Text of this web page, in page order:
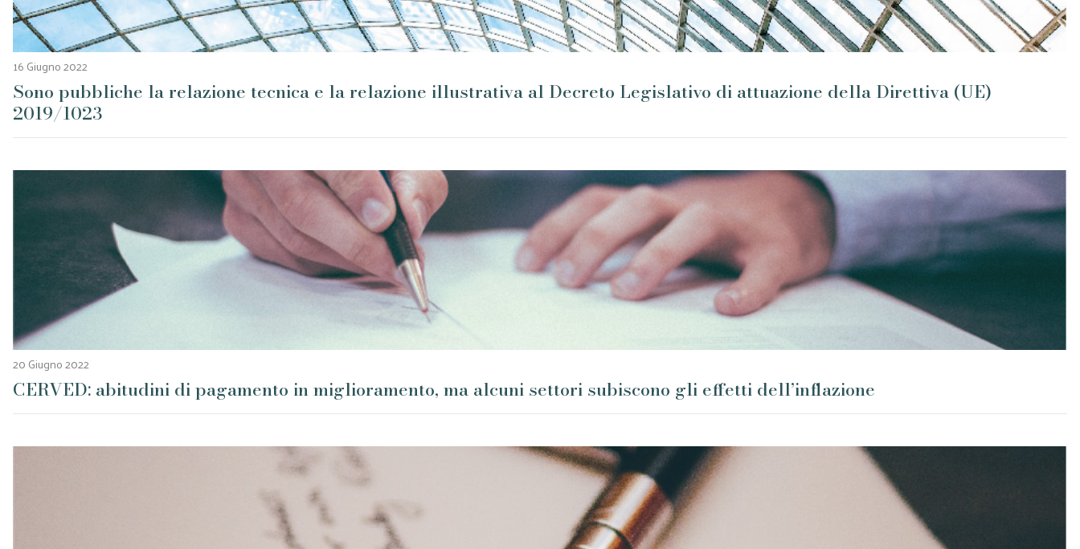
16 Giugno 2022
Sono pubbliche la relazione tecnica e la relazione illustrativa al Decreto Legislativo di attuazione della Direttiva (UE)
2019/1023
20 Giugno 2022
CERVED: abitudini di pagamento in miglioramento, ma alcuni settori subiscono gli effetti dell’inflazione